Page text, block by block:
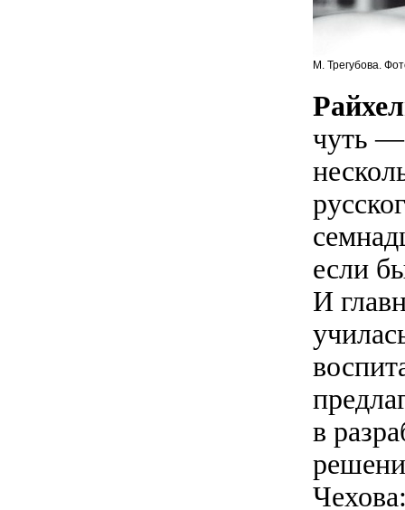
М. Трегубова.
чуть
если
И
в